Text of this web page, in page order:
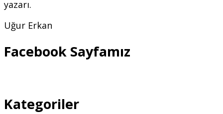
yazarı.
Uğur Erkan
Facebook Sayfamız
Kategoriler